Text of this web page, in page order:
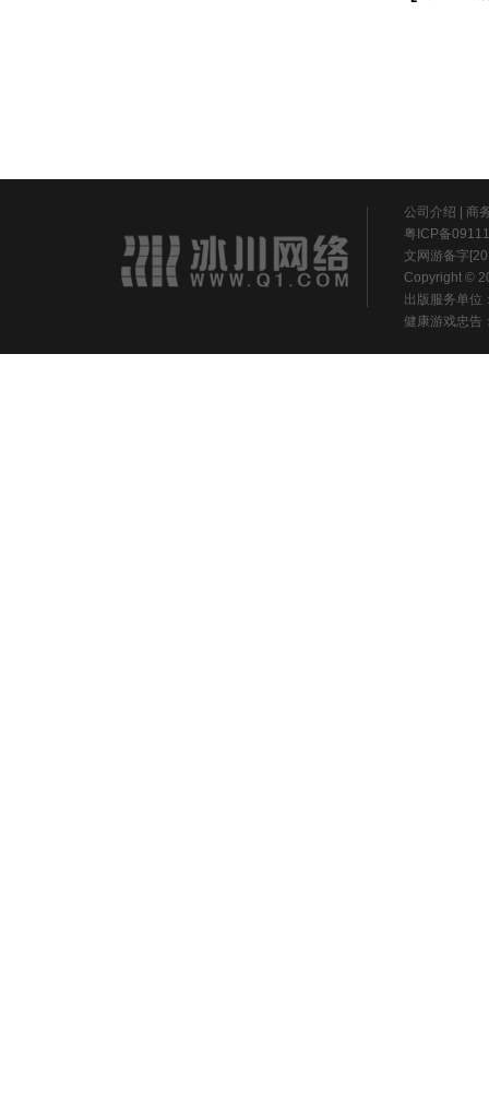
公司介绍
商
粤ICP备
文网游备字
Copyright ©
出版服务单位
健康游戏忠告